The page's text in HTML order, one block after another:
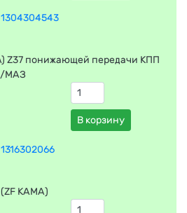
1304304543
Z37 понижающей передачи КПП
МАЗ
В корзину
1316302066
КАМА)